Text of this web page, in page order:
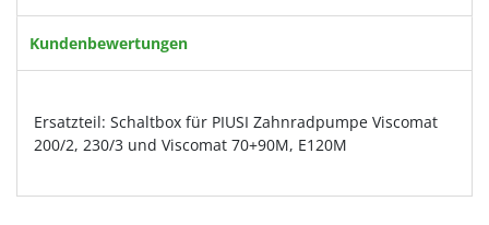
Kundenbewertungen
Ersatzteil: Schaltbox für PIUSI Zahnradpumpe Viscomat
200/2, 230/3 und Viscomat 70+90M, E120M